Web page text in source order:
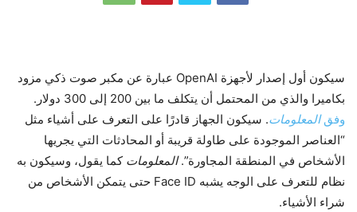
سيكون أول إصدار لأجهزة OpenAI عبارة عن مكبر صوت ذكي مزود
بكاميرا والذي من المحتمل أن يتكلف ما بين 200 إلى 300 دولار.
وفقالمعلومات. سيكون الجهاز قادرًا على التعرف على أشياء مثل
“العناصر الموجودة على طاولة قريبة أو المحادثات التي يجريها
الأشخاص في المنطقة المجاورة”.المعلومات كما يقول، وسيكون به
نظام للتعرف على الوجه يشبه Face ID حتى يتمكن الأشخاص من
شراء الأشياء.